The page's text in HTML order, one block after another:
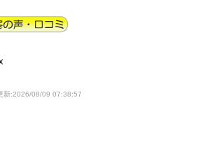
新:2026/08/09 07:38:57